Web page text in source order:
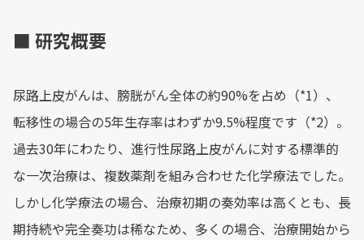
■ 研究概要
尿路上皮がんは、膀胱がん全体の約90%を占め（*1）、
転移性の場合の5年生存率はわずか9.5%程度です（*2）。
過去30年にわたり、進行性尿路上皮がんに対する標準的
な一次治療は、複数薬剤を組み合わせた化学療法でした。
しかし化学療法の場合、治療初期の奏効率は高くとも、長
期持続や完全奏功は稀なため、多くの場合、治療開始から